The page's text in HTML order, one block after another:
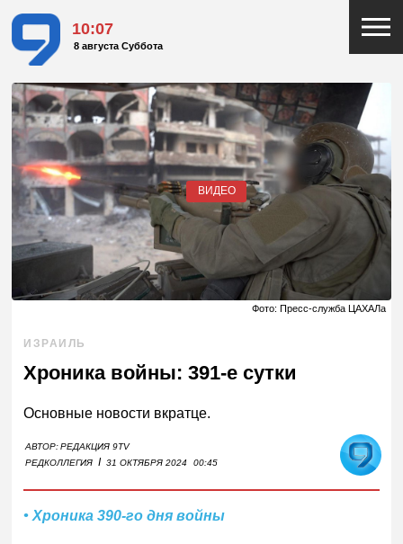
10:07
8 августа Суббота
ВИДЕО
Фото: Пресс-служба ЦАХАЛа
ИЗРАИЛЬ
Хроника войны: 391-е сутки
Основные новости вкратце.
АВТОР:РЕДАКЦИЯ 9TV
РЕДКОЛЛЕГИЯ I 31 ОКТЯБРЯ 2024 00:45
• Хроника 390-го дня войны